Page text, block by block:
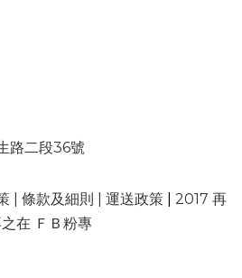
路二段36號
| 條款及細則 運送政策
2017 再
在 ＦＢ粉專